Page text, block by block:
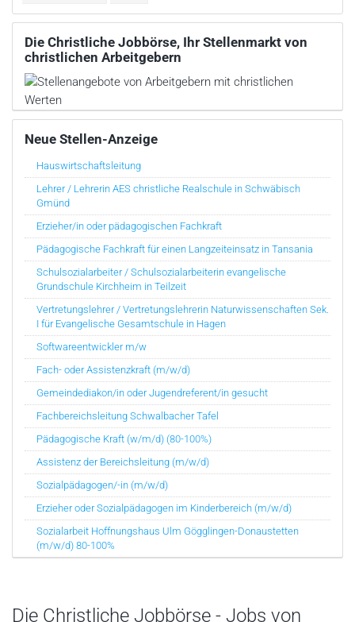
Die Christliche Jobbörse, Ihr Stellenmarkt von
christlichen Arbeitgebern
Neue Stellen-Anzeige
Hauswirtschaftsleitung
Lehrer / Lehrerin AES christliche Realschule in Schwäbisch
Gmünd
Erzieher/in oder pädagogischen Fachkraft
Pädagogische Fachkraft für einen Langzeiteinsatz in Tansania
Schulsozialarbeiter / Schulsozialarbeiterin evangelische
Grundschule Kirchheim in Teilzeit
Vertretungslehrer / Vertretungslehrerin Naturwissenschaften Sek.
I für Evangelische Gesamtschule in Hagen
Softwareentwickler m/w
Fach- oder Assistenzkraft (m/w/d)
Gemeindediakon/in oder Jugendreferent/in gesucht
Fachbereichsleitung Schwalbacher Tafel
Pädagogische Kraft (w/m/d) (80-100%)
Assistenz der Bereichsleitung (m/w/d)
Sozialpädagogen/-in (m/w/d)
Erzieher oder Sozialpädagogen im Kinderbereich (m/w/d)
Sozialarbeit Hoffnungshaus Ulm Gögglingen-Donaustetten
(m/w/d) 80-100%
Die Christliche Jobbörse - Jobs von